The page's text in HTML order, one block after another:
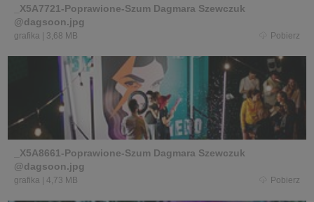
_X5A7721-Poprawione-Szum Dagmara Szewczuk
@dagsoon.jpg
grafika 3,68 MB Pobierz
_X5A8661-Poprawione-Szum Dagmara Szewczuk
@dagsoon.jpg
grafika 4,73 MB Pobierz